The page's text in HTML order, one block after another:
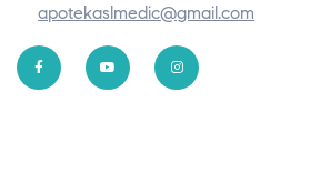
apotekaslmedic@gmail.com